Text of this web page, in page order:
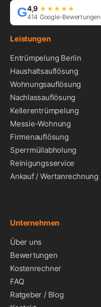
G4,9 ★★★★★
414 Google-Bewertungen
Leistungen
Entrümpelung Berlin
Haushaltsauflösung
Wohnungsauflösung
Nachlassauflösung
Kellerentrümpelung
Messie-Wohnung
Firmenauflösung
Sperrmüllabholung
Reinigungsservice
Ankauf / Wertanrechnung
Unternehmen
Über uns
Bewertungen
Kostenrechner
FAQ
Ratgeber / Blog